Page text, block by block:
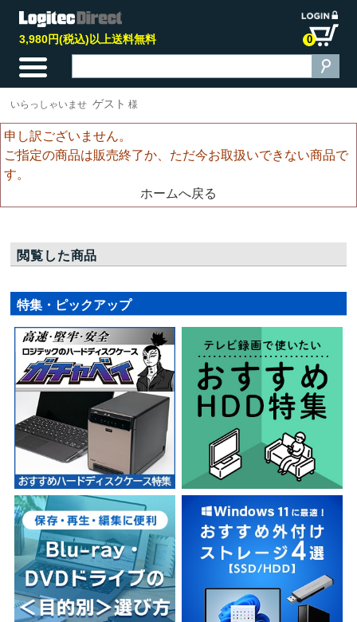
3,980円(税込)以上送料無料 0
いらっしゃいませ ゲスト 様
申し訳ございません。
ご指定の商品は販売終了か、ただ今お取扱いできない商品で
す。
ホームへ戻る
閲覧した商品
特集・ピックアップ